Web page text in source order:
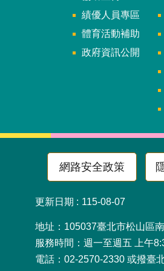
績優人員專區
體育活動補助
政府資訊公開
網路安全政策
更新日期 115-08-07
地址：105037
服務時間：週一至週五 上午
電話：02-2570-2330 或撥臺